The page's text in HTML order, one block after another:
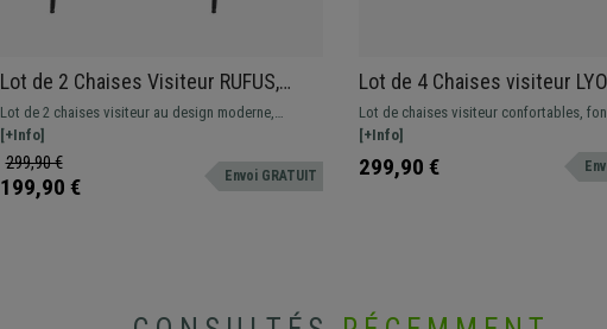
Lot de 2 Chaises Visiteur RUFUS,
Design Moderne et Élégant, en
Velours, Noir
Lot de 2 chaises visiteur au design moderne,
revêtement en tissu type velours. Structure
metallique noire.
[+Info]
299,90 €
199,90 € Envoi GRATUIT
Lot de 4 Chaises visiteur
Empilables, en Bois, Noir
Lot de chaises visiteur confortables,
et empilables. Design moderne et actuel.
[+Info]
299,90 €